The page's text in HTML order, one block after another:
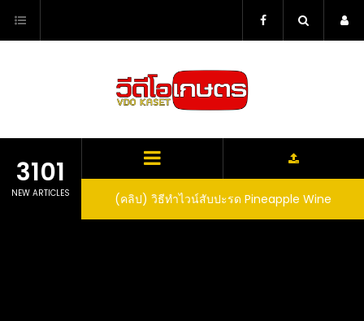
content
3101
NEW ARTICLES
ปในถัง จะได้ผล
expect that
(คลิป) วิธีทำไวน์สับปะรด Pineapple Wine